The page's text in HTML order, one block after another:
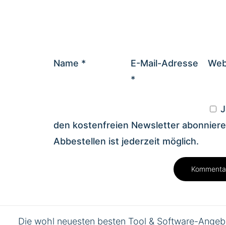
Name *
E-Mail-Adresse
*
den kostenfreien Newsletter
Abbestellen ist jederzeit möglich.
Die wohl neuesten besten Tool & Software-